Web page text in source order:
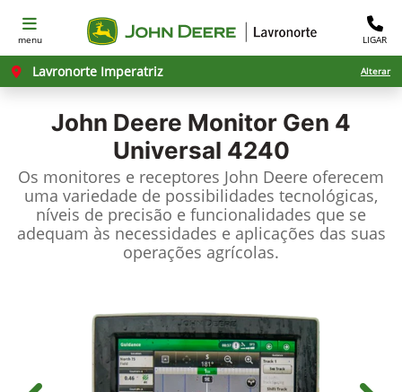
menu LIGAR
Lavronorte Imperatriz Alterar
John Deere Monitor Gen 4
Universal 4240
Os monitores e receptores John Deere oferecem
uma variedade de possibilidades tecnológicas,
níveis de precisão e funcionalidades que se
adequam às necessidades e aplicações das suas
operações agrícolas.